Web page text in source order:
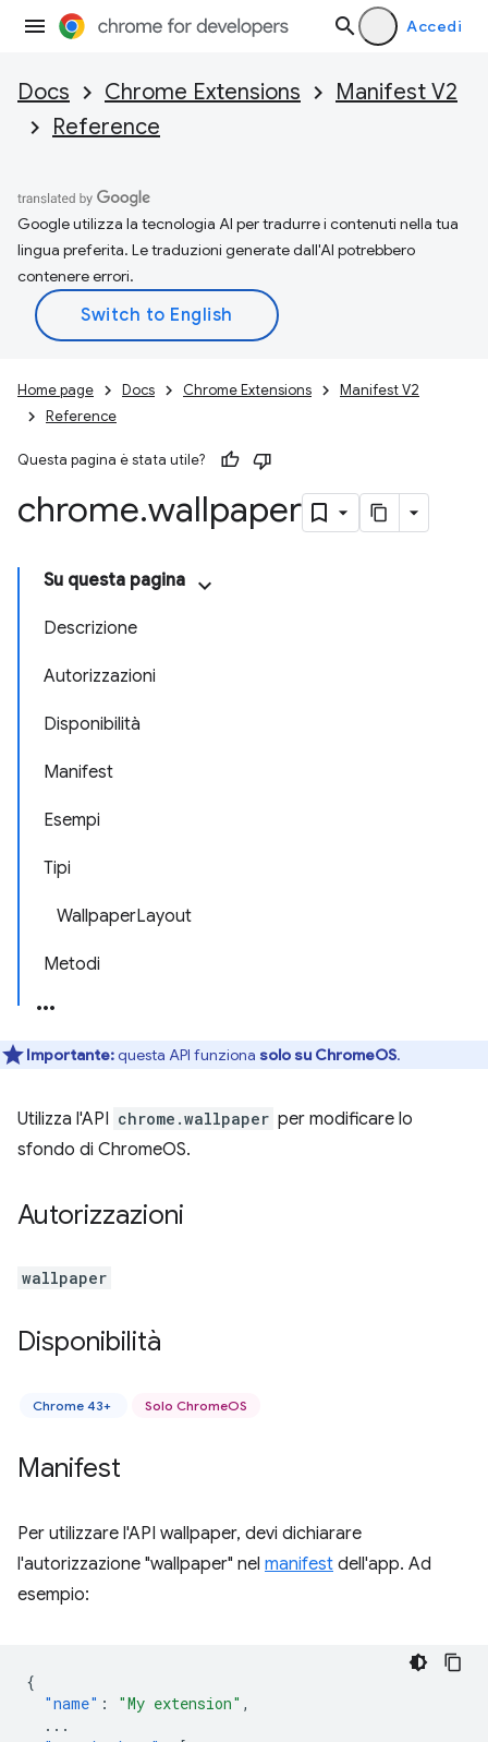
Accedi
Docs Chrome Extensions
Manifest V2
Reference
Google utilizza la tecnologia AI per tradurre i contenuti nella tua
lingua preferita. Le traduzioni generate dall'AI potrebbero
contenere errori.
Home page Docs Chrome Extensions
Manifest V2
Reference
Questa pagina è stata utile?
chrome.wallpaper
Su questa pagina
Descrizione
Autorizzazioni
Disponibilità
Manifest
Esempi
Tipi
WallpaperLayout
Metodi
Importante:questa API funziona solo su ChromeOS.
Utilizza l'API chrome.wallpaper per modificare lo
sfondo di ChromeOS.
Autorizzazioni
wallpaper
Disponibilità
Chrome 43+ Solo ChromeOS
Manifest
Per utilizzare l'API wallpaper, devi dichiarare
l'autorizzazione "wallpaper" nel manifest dell'app. Ad
esempio:
{
"name" : "My extension" ,
...